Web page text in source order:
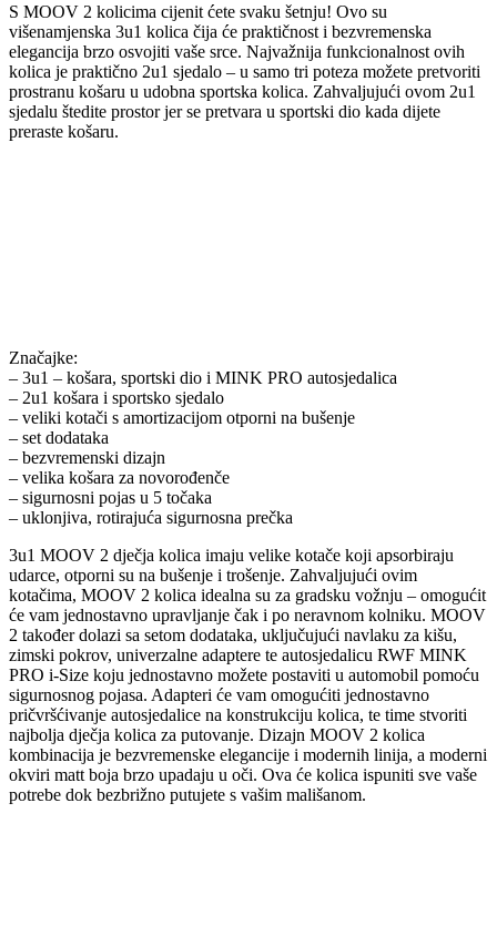
S MOOV 2 kolicima cijenit ćete svaku šetnju! Ovo su
višenamjenska 3u1 kolica čija će praktičnost i bezvremenska
elegancija brzo osvojiti vaše srce. Najvažnija funkcionalnost ovih
kolica je praktično 2u1 sjedalo – u samo tri poteza možete pretvoriti
prostranu košaru u udobna sportska kolica. Zahvaljujući ovom 2u1
sjedalu štedite prostor jer se pretvara u sportski dio kada dijete
preraste košaru.
Značajke:
– 3u1 – košara, sportski dio i MINK PRO autosjedalica
– 2u1 košara i sportsko sjedalo
– veliki kotači s amortizacijom otporni na bušenje
– set dodataka
– bezvremenski dizajn
– velika košara za novorođenče
– sigurnosni pojas u 5 točaka
– uklonjiva, rotirajuća sigurnosna prečka
3u1 MOOV 2 dječja kolica imaju velike kotače koji apsorbiraju
udarce, otporni su na bušenje i trošenje. Zahvaljujući ovim
kotačima, MOOV 2 kolica idealna su za gradsku vožnju – omogućit
će vam jednostavno upravljanje čak i po neravnom kolniku. MOOV
2 također dolazi sa setom dodataka, uključujući navlaku za kišu,
zimski pokrov, univerzalne adaptere te autosjedalicu RWF MINK
PRO i-Size koju jednostavno možete postaviti u automobil pomoću
sigurnosnog pojasa. Adapteri će vam omogućiti jednostavno
pričvršćivanje autosjedalice na konstrukciju kolica, te time stvoriti
najbolja dječja kolica za putovanje. Dizajn MOOV 2 kolica
kombinacija je bezvremenske elegancije i modernih linija, a moderni
okviri matt boja brzo upadaju u oči. Ova će kolica ispuniti sve vaše
potrebe dok bezbrižno putujete s vašim mališanom.